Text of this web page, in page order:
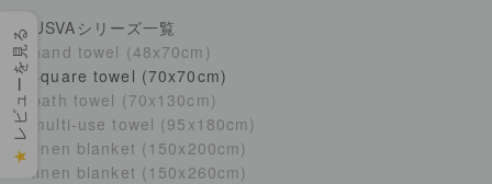
▶USVAシリーズ一覧
− hand towel (48x70cm)
− square towel (70x70cm)
− bath towel (70x130cm)
− multi-use towel (95x180cm)
−
linen blanket (150x200cm)
linen blanket (150x260cm)
★
レビューを見る